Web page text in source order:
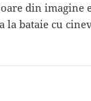
din imagine
la bataie cu